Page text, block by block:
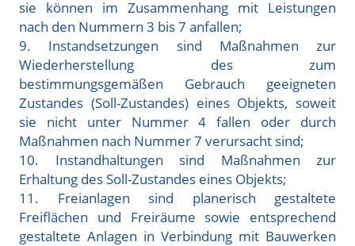
sie können im Zusammenhang mit Leistungen
nach den Nummern 3 bis 7 anfallen;
9. Instandsetzungen sind Maßnahmen zur
Wiederherstellung des zum
bestimmungsgemäßen Gebrauch geeigneten
Zustandes (Soll-Zustandes) eines Objekts, soweit
sie nicht unter Nummer 4 fallen oder durch
Maßnahmen nach Nummer 7 verursacht sind;
10. Instandhaltungen sind Maßnahmen zur
Erhaltung des Soll-Zustandes eines Objekts;
11. Freianlagen sind planerisch gestaltete
Freiflächen und Freiräume sowie entsprechend
gestaltete Anlagen in Verbindung mit Bauwerken